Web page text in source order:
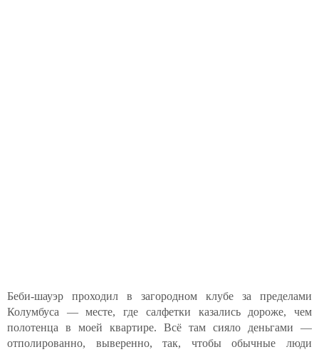
Беби-шауэр проходил в загородном клубе за пределами
Колумбуса — месте, где салфетки казались дороже, чем
полотенца в моей квартире. Всё там сияло деньгами —
отполированно, выверенно, так, чтобы обычные люди